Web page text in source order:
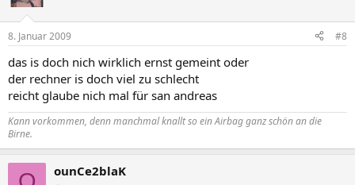
8. Januar 2009 #8
das is doch nich wirklich ernst gemeint oder
der rechner is doch viel zu schlecht
reicht glaube nich mal für san andreas
Kann vorkommen, denn manchmal knallt so einAirbagganz schön an die
Birne.
ounCe2blaK